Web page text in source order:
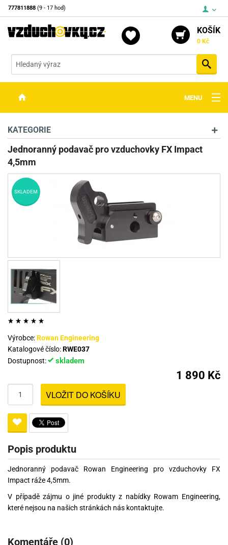
777811888 (9 - 17 hod)
KOŠÍK
0 Kč
MENU
OPTIKA
STŘELIVO
PŘÍSLUŠENSTVÍ
DETEKTORY KOVŮ
KATEGORIE
Jednoranný podavač pro vzduchovky FX Impact
4,5mm
SKLADEM
Výrobce:Rowan Engineering
Katalogové číslo:RWE037
Dostupnost:
skladem
1 890 Kč
VLOŽIT DO KOŠÍKU
Popis produktu
Jednoranný podavač Rowan Engineering pro vzduchovky FX
Impact ráže 4,5mm.
V případě zájmu o jiné produkty z nabídky Rowam Engineering,
které nejsou na našich stránkách nás kontaktujte.
Komentáře (0)